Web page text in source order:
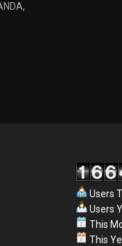
Users
Users
This
This